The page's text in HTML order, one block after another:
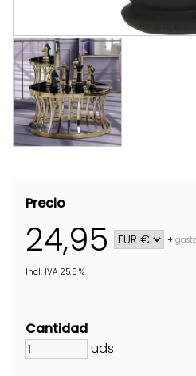
Precio
24,95 +
Incl. IVA 25.5 %
Cantidad
uds